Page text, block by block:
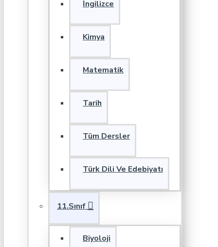
İngilizce
Kimya
Matematik
Tarih
Tüm Dersler
Türk Dili Ve Edebiyatı
11.Sınıf
Biyoloji